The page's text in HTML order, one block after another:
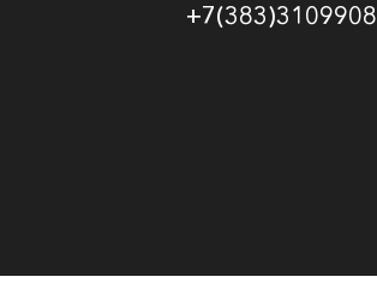
+7(383)3109908